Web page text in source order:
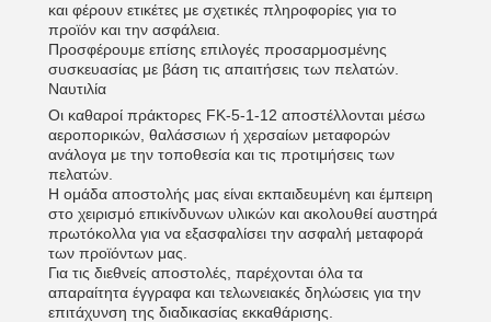
και φέρουν ετικέτες με σχετικές πληροφορίες για το
προϊόν και την ασφάλεια.
Προσφέρουμε επίσης επιλογές προσαρμοσμένης
συσκευασίας με βάση τις απαιτήσεις των πελατών.
Ναυτιλία
Οι καθαροί πράκτορες FK-5-1-12 αποστέλλονται μέσω
αεροπορικών, θαλάσσιων ή χερσαίων μεταφορών
ανάλογα με την τοποθεσία και τις προτιμήσεις των
πελατών.
Η ομάδα αποστολής μας είναι εκπαιδευμένη και έμπειρη
στο χειρισμό επικίνδυνων υλικών και ακολουθεί αυστηρά
πρωτόκολλα για να εξασφαλίσει την ασφαλή μεταφορά
των προϊόντων μας.
Για τις διεθνείς αποστολές, παρέχονται όλα τα
απαραίτητα έγγραφα και τελωνειακές δηλώσεις για την
επιτάχυνση της διαδικασίας εκκαθάρισης.